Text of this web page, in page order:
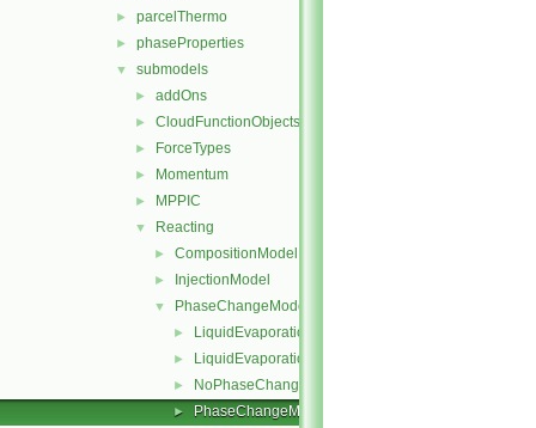
► parcelThermo
► phaseProperties
▼ submodels
► addOns
► CloudFunctionObjects
► ForceTypes
► Momentum
► MPPIC
▼ Reacting
► CompositionModel
► InjectionModel
▼ PhaseChangeModel
► LiquidEvaporation
► LiquidEvaporationBoil
► NoPhaseChange
► PhaseChangeModel